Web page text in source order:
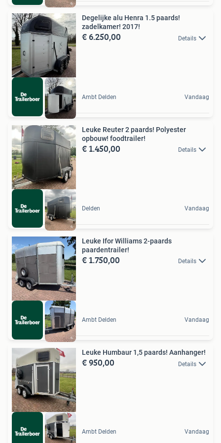
Degelijke alu Henra 1.5 paards!
zadelkamer! 2017!
€ 6.250,00 Details
Ambt Delden Vandaag
Leuke Reuter 2 paards! Polyester
opbouw! foodtrailer!
€ 1.450,00 Details
Delden Vandaag
Leuke Ifor Williams 2-paards
paardentrailer!
€ 1.750,00 Details
Ambt Delden Vandaag
Leuke Humbaur 1,5 paards! Aanhanger!
€ 950,00 Details
Ambt Delden Vandaag